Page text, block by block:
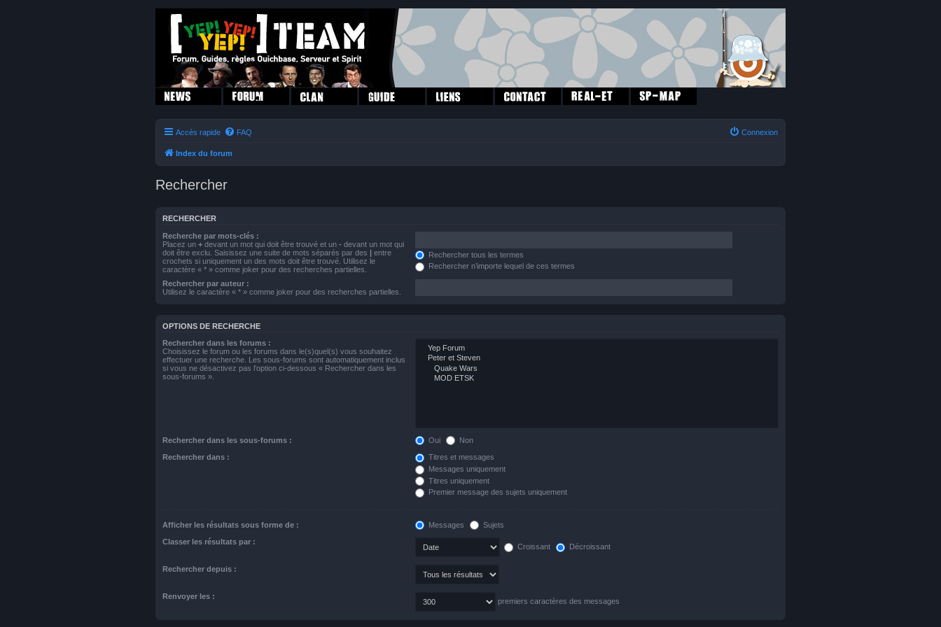
Accès rapide FAQ Connexion
Index du forum
Rechercher
RECHERCHER
Recherche par mots-clés :
Placez un + devant un mot qui doit être trouvé et un - devant un mot qui
doit être exclu. Saisissez une suite de mots séparés par des | entre
crochets si uniquement un des mots doit être trouvé. Utilisez le
caractère « * » comme joker pour des recherches partielles.
Rechercher tous les termes
Rechercher n’importe lequel de ces termes
Rechercher par auteur :
Utilisez le caractère « * » comme joker pour des recherches partielles.
OPTIONS DE RECHERCHE
Rechercher dans les forums :
Choisissez le forum ou les forums dans le(s)quel(s) vous souhaitez
effectuer une recherche. Les sous-forums sont automatiquement inclus
si vous ne désactivez pas l’option ci-dessous « Rechercher dans les
sous-forums ».
Rechercher dans les sous-forums : Oui Non
Rechercher dans :
Titres et messages
Messages uniquement
Titres uniquement
Premier message des sujets uniquement
Afficher les résultats sous forme de : Messages Sujets
Classer les résultats par :
Croissant Décroissant
Rechercher depuis :
Renvoyer les :
premiers caractères des messages